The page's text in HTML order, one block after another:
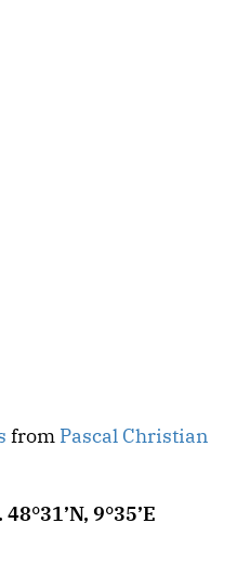
from Pascal Christian
9°35’E